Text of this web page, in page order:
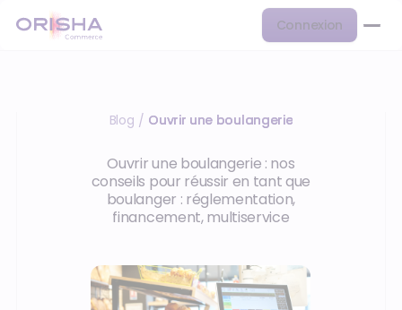
Connexion
Blog / Ouvrir une boulangerie
Ouvrir une boulangerie : nos
conseils pour réussir en tant que
boulanger : réglementation,
financement, multiservice